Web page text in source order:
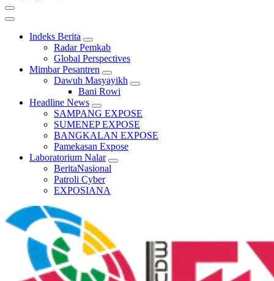
Indeks Berita
Radar Pemkab
Global Perspectives
Mimbar Pesantren
Dawuh Masyayikh
Bani Rowi
Headline News
SAMPANG EXPOSE
SUMENEP EXPOSE
BANGKALAN EXPOSE
Pamekasan Expose
Laboratorium Nalar
BeritaNasional
Patroli Cyber
EXPOSIANA